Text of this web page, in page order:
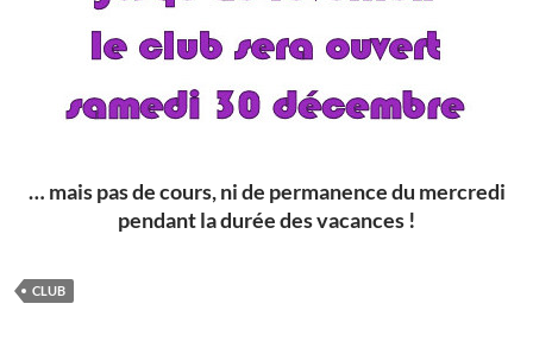
… mais pas de cours, ni de permanence du mercredi
pendant la durée des vacances !
CLUB